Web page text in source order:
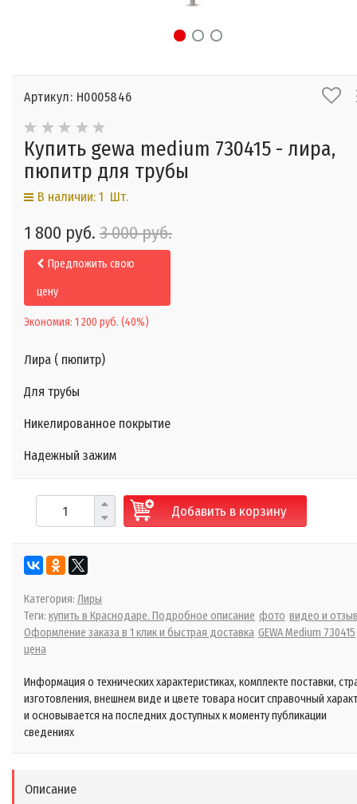
Артикул: Н0005846
Купить gewa medium 730415 - лира,
пюпитр для трубы
В наличии: 1 Шт.
1 800 руб. 3 000 руб.
Предложить свою
цену
Экономия: 1 200 руб. (40%)
Лира ( пюпитр)
Для трубы
Никелированное покрытие
Надежный зажим
Добавить в корзину
Категория: Лиры
Теги: купить в Краснодаре. Подробное описание фото видео и
Оформление заказа в 1 клик и быстрая доставка GEWA Medium 730415
цена
Информация о технических характеристиках, комплекте поставки,
изготовления, внешнем виде и цвете товара носит справочный
и основывается на последних доступных к моменту публикации
сведениях
Описание